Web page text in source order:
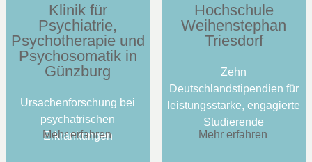
Klinik für
Psychiatrie,
Psychotherapie und
Psychosomatik in
Günzburg
Ursachenforschung bei
psychatrischen
Erkrankungen
Mehr erfahren
Hochschule
Weihenstephan
Triesdorf
Zehn
Deutschlandstipendien für
leistungsstarke, engagierte
Studierende
Mehr erfahren